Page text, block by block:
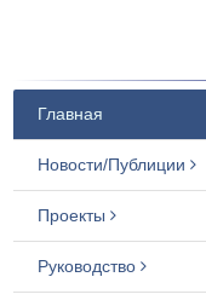
Главная
Новости/Публиции
Проекты
Руководство